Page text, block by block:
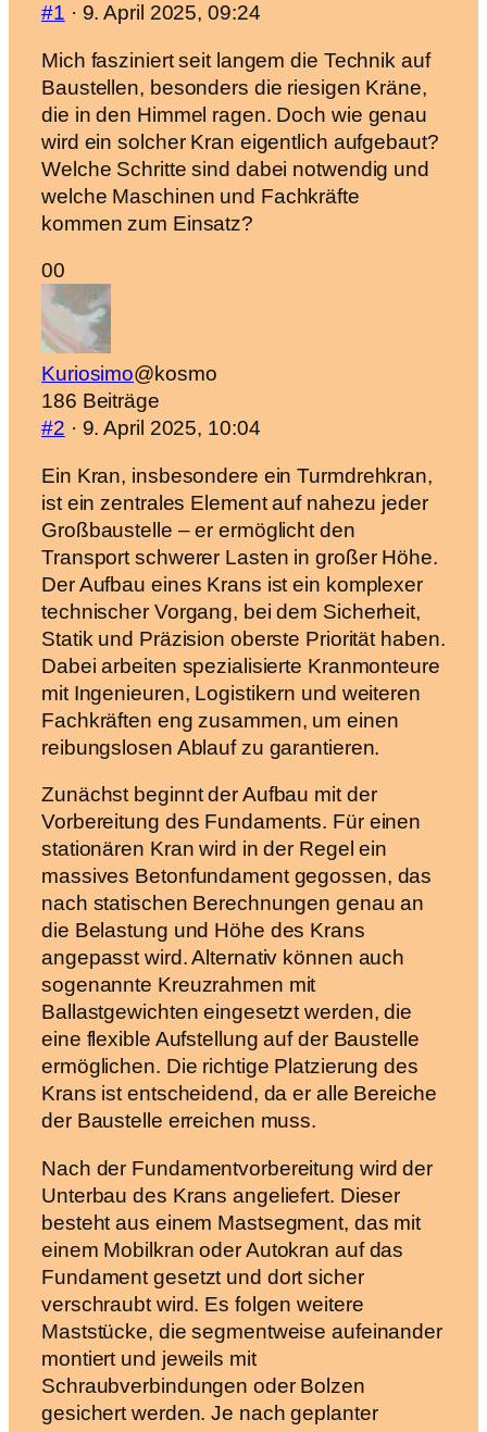
#1 · 9. April 2025, 09:24
Mich fasziniert seit langem die Technik auf
Baustellen, besonders die riesigen Kräne,
die in den Himmel ragen. Doch wie genau
wird ein solcher Kran eigentlich aufgebaut?
Welche Schritte sind dabei notwendig und
welche Maschinen und Fachkräfte
kommen zum Einsatz?
Anklicken
für
Daumen
nach
unten.
0Anklicken
für
Daumen
nach
oben.
0
Kuriosimo@kosmo
186 Beiträge
#2 · 9. April 2025, 10:04
Ein Kran, insbesondere ein Turmdrehkran,
ist ein zentrales Element auf nahezu jeder
Großbaustelle – er ermöglicht den
Transport schwerer Lasten in großer Höhe.
Der Aufbau eines Krans ist ein komplexer
technischer Vorgang, bei dem Sicherheit,
Statik und Präzision oberste Priorität haben.
Dabei arbeiten spezialisierte Kranmonteure
mit Ingenieuren, Logistikern und weiteren
Fachkräften eng zusammen, um einen
reibungslosen Ablauf zu garantieren.
Zunächst beginnt der Aufbau mit der
Vorbereitung des Fundaments. Für einen
stationären Kran wird in der Regel ein
massives Betonfundament gegossen, das
nach statischen Berechnungen genau an
die Belastung und Höhe des Krans
angepasst wird. Alternativ können auch
sogenannte Kreuzrahmen mit
Ballastgewichten eingesetzt werden, die
eine flexible Aufstellung auf der Baustelle
ermöglichen. Die richtige Platzierung des
Krans ist entscheidend, da er alle Bereiche
der Baustelle erreichen muss.
Nach der Fundamentvorbereitung wird der
Unterbau des Krans angeliefert. Dieser
besteht aus einem Mastsegment, das mit
einem Mobilkran oder Autokran auf das
Fundament gesetzt und dort sicher
verschraubt wird. Es folgen weitere
Maststücke, die segmentweise aufeinander
montiert und jeweils mit
Schraubverbindungen oder Bolzen
gesichert werden. Je nach geplanter